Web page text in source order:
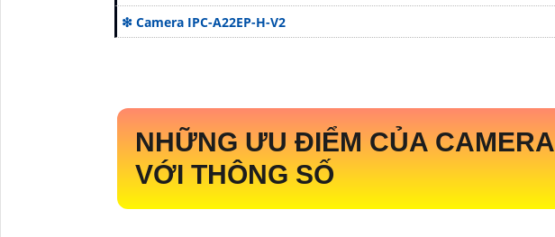
❇ Camera IPC-A22EP-H-V2
NHỮNG ƯU ĐIỂM CỦA CAMERA
VỚI THÔNG SỐ